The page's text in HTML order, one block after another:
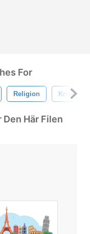
For
Religion Kristen
Den Här Filen